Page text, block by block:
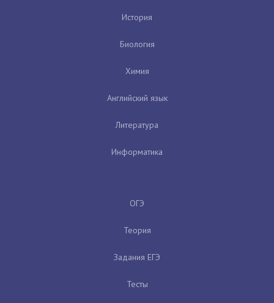
История
Биология
Химия
Английский язык
Литература
Информатика
ОГЭ
Теория
Задания ЕГЭ
Тесты